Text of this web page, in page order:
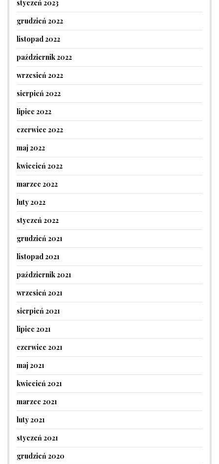
styczeń 2023
grudzień 2022
listopad 2022
październik 2022
wrzesień 2022
sierpień 2022
lipiec 2022
czerwiec 2022
maj 2022
kwiecień 2022
marzec 2022
luty 2022
styczeń 2022
grudzień 2021
listopad 2021
październik 2021
wrzesień 2021
sierpień 2021
lipiec 2021
czerwiec 2021
maj 2021
kwiecień 2021
marzec 2021
luty 2021
styczeń 2021
grudzień 2020